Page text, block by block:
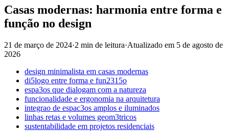
Casas modernas: harmonia entre forma e
função no design
21 de março de 2024·2 min de leitura·Atualizado em 5 de agosto de
2026
design minimalista em casas modernas
di5logo entre forma e fun2315o
espa3os que dialogam com a natureza
funcionalidade e ergonomia na arquitetura
integrao de espac3os amplos e iluminados
linhas retas e volumes geom3tricos
sustentabilidade em projetos residenciais